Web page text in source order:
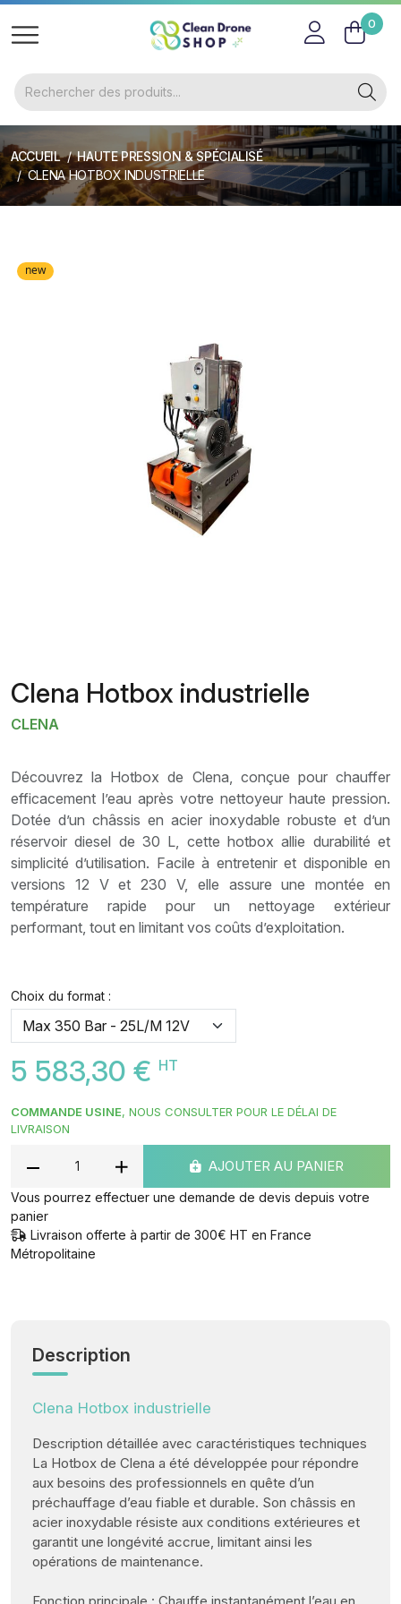
0
ACCUEIL
HAUTE PRESSION & SPÉCIALISÉ
CLENA HOTBOX INDUSTRIELLE
new
Clena Hotbox industrielle
CLENA
Découvrez la Hotbox de Clena, conçue pour chauffer
efficacement l’eau après votre nettoyeur haute pression.
Dotée d’un châssis en acier inoxydable robuste et d’un
réservoir diesel de 30 L, cette hotbox allie durabilité et
simplicité d’utilisation. Facile à entretenir et disponible en
versions 12 V et 230 V, elle assure une montée en
température rapide pour un nettoyage extérieur
performant, tout en limitant vos coûts d’exploitation.
Choix du format :
5 583,30 € HT
COMMANDE USINE, NOUS CONSULTER POUR LE DÉLAI DE
LIVRAISON
AJOUTER AU PANIER
Vous pourrez effectuer une demande de devis depuis votre
panier
Livraison offerte à partir de 300€ HT en France
Métropolitaine
Description
Clena Hotbox industrielle
Description détaillée avec caractéristiques techniques
La Hotbox de Clena a été développée pour répondre
aux besoins des professionnels en quête d’un
préchauffage d’eau fiable et durable. Son châssis en
acier inoxydable résiste aux conditions extérieures et
garantit une longévité accrue, limitant ainsi les
opérations de maintenance.